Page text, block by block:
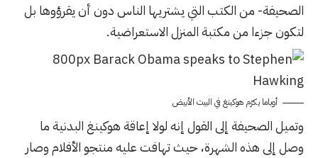
الصحيفة- من الكتب التي يشتريها الناس دون أن يقرؤوها بل
لتكون جزءا من مكتبة المنزل الاستعراضية.
أوباما يكرّم هوكينغ في البيت الأبيض
وتميل الصحيفة إلى القول إنه لولا إعاقة هوكينغ البدنية ما
وصل إلى هذه الشهرة، حيث تهافت عليه منتجو الأفلام وصار